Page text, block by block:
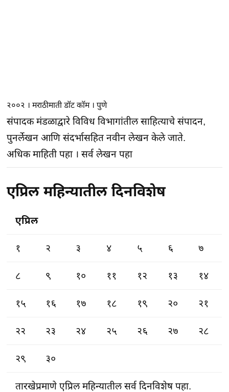
२००२ । मराठीमाती डॉट कॉम । पुणे
संपादक मंडळाद्वारे विविध विभागांतील साहित्याचे संपादन,
पुनर्लेखन आणि संदर्भासहित नवीन लेखन केले जाते.
अधिक माहिती पहा।सर्व लेखन पहा
एप्रिल महिन्यातील दिनविशेष
एप्रिल
१ २ ३ ४ ५ ६ ७
८ ९ १० ११ १२ १३ १४
१५ १६ १७ १८ १९ २० २१
२२ २३ २४ २५ २६ २७ २८
२९ ३०
तारखेप्रमाणेएप्रिलमहिन्यातील सर्वदिनविशेषपहा.